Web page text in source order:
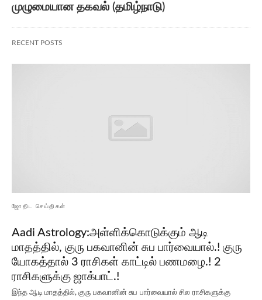
முழுமையான தகவல் (தமிழ்நாடு)
RECENT POSTS
ஜோதிட செய்திகள்
Aadi Astrology:அள்ளிக்கொடுக்கும் ஆடி
மாதத்தில், குரு பகவானின் சுப பார்வையால்.! குரு
யோகத்தால் 3 ராசிகள் காட்டில் பணமழை.! 2
ராசிகளுக்கு ஜாக்பாட்.!
இந்த ஆடி மாதத்தில், குரு பகவானின் சுப பார்வையால் சில ராசிகளுக்கு